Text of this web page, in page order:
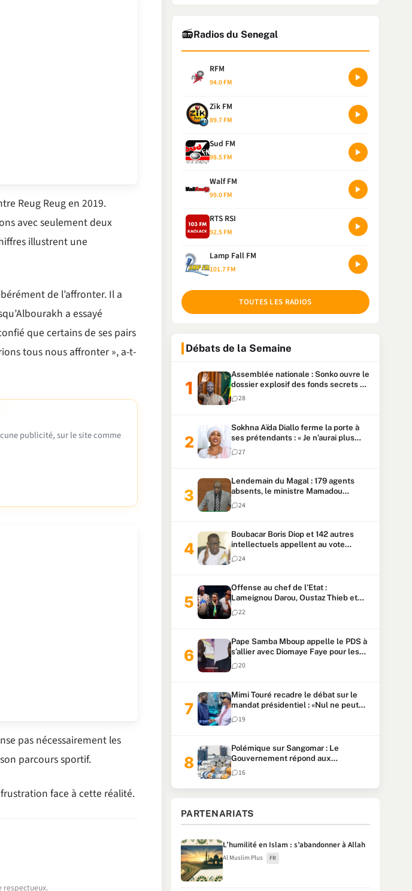
Reug Reug en 2019.
avec seulement deux
illustrent une
de l’affronter. Il a
a essayé
que certains de ses pairs
tous nous affronter », a-t-
publicité, sur le site comme
pas nécessairement les
parcours sportif.
face à cette réalité.
respectueux.
📻Radios du Senegal
RFM
94.0 FM
Zik FM
89.7 FM
Sud FM
98.5 FM
Walf FM
99.0 FM
RTS RSI
92.5 FM
Lamp Fall FM
101.7 FM
TOUTES LES RADIOS
Débats de la Semaine
Assemblée nationale : Sonko ouvre le
dossier explosif des fonds secrets et
du patrimoine présidentiel
28
Sokhna Aïda Diallo ferme la porte à
ses prétendants : « Je n’aurai plus
jamais un autre mari »
27
Lendemain du Magal : 179 agents
absents, le ministre Mamadou
Lamine Dianté exige des explications
24
Boubacar Boris Diop et 142 autres
intellectuels appellent au vote
urgent de la révision
constitutionnelle
24
Offense au chef de l’Etat :
Lameignou Darou, Oustaz Thieb et
Ndiaye Touba lourdement
condamnés
22
Pape Samba Mboup appelle le PDS à
s’allier avec Diomaye Faye pour les
locales et tacle Sonko
20
Mimi Touré recadre le débat sur le
mandat présidentiel : «Nul ne peut
faire plus de deux mandats
consécutifs de 5 ans»
19
Polémique sur Sangomar : Le
Gouvernement répond aux
accusations et clarifie le partage des
milliards
16
PARTENARIATS
L’humilité en Islam : s’abandonner à Allah
Al Muslim Plus FR